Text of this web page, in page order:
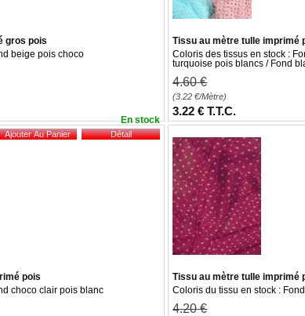
gros pois
beige pois choco
En stock
Tissu au mètre tulle imprimé
Coloris des tissus en stock :
turquoise pois blancs / Fond
4.60 €
(3.22€/Mètre)
3.22 € T.T.C.
pois
choco clair pois blanc
Tissu au mètre tulle imprimé
Coloris du tissu en stock :
4.20 €